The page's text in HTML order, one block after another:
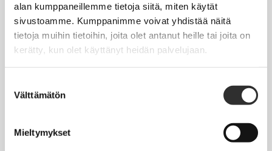
alan kumppaneillemme tietoja siitä, miten käytät
sivustoamme. Kumppanimme voivat yhdistää näitä
tietoja muihin tietoihin, joita olet antanut heille tai joita on
kerätty, kun olet käyttänyt heidän palvelujaan.
valinta
Välttämätön
Mieltymykset
JÄSENYYS
Henkilöjäsenyys
Jäsenmaksujen työnantajaperintä
Matkalaskut